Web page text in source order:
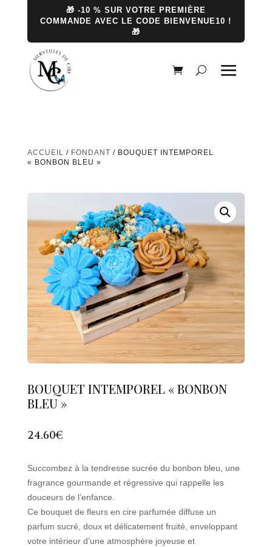
🎁 -10 % SUR VOTRE PREMIÈRE
COMMANDE AVEC LE CODE BIENVENUE10 !
🎁
ACCUEIL / FONDANT / BOUQUET INTEMPOREL
« BONBON BLEU »
BOUQUET INTEMPOREL « BONBON
BLEU »
24.60€
Succombez à la tendresse sucrée du bonbon bleu, une
fragrance gourmande et régressive qui rappelle les
douceurs de l’enfance.
Ce bouquet de fleurs en cire parfumée diffuse un
parfum sucré, doux et délicatement fruité, enveloppant
votre intérieur d’une atmosphère joyeuse et